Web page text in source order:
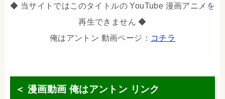
◆ 当サイトではこのタイトルの YouTube 漫画アニメを
再生できません ◆
俺はアントン 動画ページ： コチラ
＜ 漫画動画 俺はアントン リンク